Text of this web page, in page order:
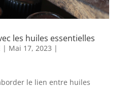
les huiles essentielles
| Mai 17, 2023 |
le lien entre huiles